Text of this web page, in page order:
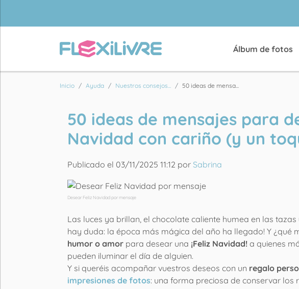
Álbum de fotos
Inicio Ayuda Nuestros consejos... 50 ideas de mensa...
50 ideas de mensajes para
Navidad con cariño (y un
Publicado el 03/11/2025 11:12 por Sabrina
Desear Feliz Navidad por mensaje
Las luces ya brillan, el chocolate caliente humea en las
hay duda: la época más mágica del año ha llegado! Y ¿qué
humor o amor para desear una ¡Feliz Navidad! a quienes
pueden iluminar el día de alguien.
Y si queréis acompañar vuestros deseos con un regalo
impresiones de fotos: una forma preciosa de conservar